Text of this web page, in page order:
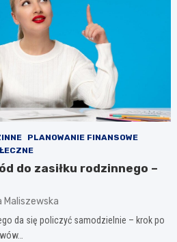
PLANOWANIE FINANSOWE
do zasiłku rodzinnego –
Maliszewska
da się policzyć samodzielnie – krok po